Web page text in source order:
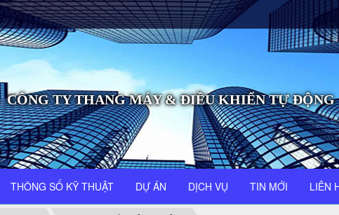
CÔNG TY THANG MÁY & ĐIỀU KHIỂN TỰ ĐỘNG
THÔNG SỐ KỸ THUẬT DỰ ÁN DỊCH VỤ TIN MỚI LIÊN